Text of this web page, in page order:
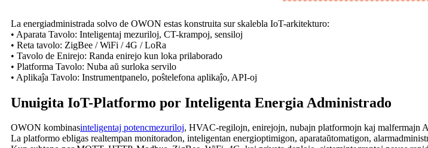
La energiadministrada solvo de OWON estas konstruita sur skalebla IoT-arkitekturo:
• Aparata Tavolo: Inteligentaj mezuriloj, CT-krampoj, sensiloj
• Reta tavolo: ZigBee / WiFi / 4G / LoRa
• Tavolo de Enirejo: Randa enirejo kun loka prilaborado
• Platforma Tavolo: Nuba aŭ surloka servilo
• Aplikaĵa Tavolo: Instrumentpanelo, poŝtelefona aplikaĵo, API-oj
Unuigita IoT-Platformo por Inteligenta Energia Administrado
OWON kombinasinteligentaj potencmezuriloj, HVAC-regilojn, enirejojn, nubajn platformojn kaj malfermajn
La platformo ebligas realtempan monitoradon, inteligentan energioptimigon, aparataŭtomatigon,